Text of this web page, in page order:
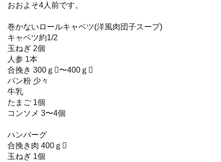
おおよそ4人前です。
巻かないロールキャベツ(洋風肉団子スープ)
キャベツ約1/2
玉ねぎ 2個
人参 1本
合挽き 300ｇ〜400ｇ
パン粉 少々
牛乳
たまご 1個
コンソメ 3〜4個
ハンバーグ
合挽き肉 400ｇ
玉ねぎ 1個